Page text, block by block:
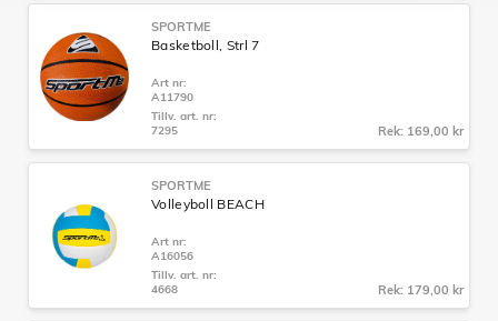
SPORTME
Basketboll, Strl 7
Art nr:
A11790
Tillv. art. nr:
7295
Rek: 169,00 kr
SPORTME
Volleyboll BEACH
Art nr:
A16056
Tillv. art. nr:
4668
Rek: 179,00 kr